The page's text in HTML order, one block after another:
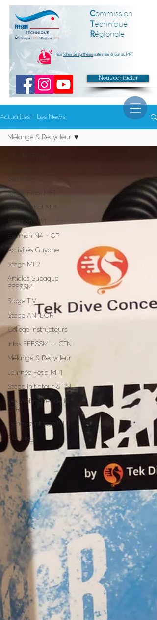
Commission
Technique
Régionale
Nous contacter
nosfiches de synthèsessuite mise à jour du MFT
Actualités - Les News
Stage Final MF1
Stage Initial MF1
Examen MF1
Examen N4 - GP
Activités Guyane
Stage MF2
Articles Subaqua
FFESSM
Stage TIV
Stage ANTEOR
College Instructeurs
Infos FFESSM -- CTN
Mélange & Recycleur
Journée Péda MF1
Stage Initiateur & TSI
Les Webinaires de la
CTR
Fiches synthèse MFT
Planning
Mélange & Recycleur